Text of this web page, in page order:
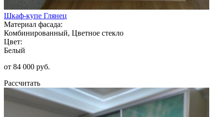
Шкаф-купе Глянец
Материал фасада:
Комбинированный, Цветное стекло
Цвет:
Белый
от 84 000 руб.
Рассчитать